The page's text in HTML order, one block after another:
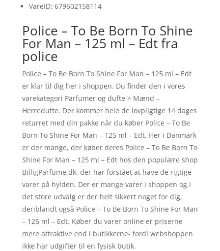
VareID: 679602158114
Police – To Be Born To Shine
For Man – 125 ml – Edt fra
police
Police – To Be Born To Shine For Man – 125 ml – Edt
er klar til dig her i shoppen. Du finder den i vores
varekategori Parfumer og dufte > Mænd –
Herredufte. Der kommer hele de lovpligtige 14 dages
returret med din pakke når du køber Police – To Be
Born To Shine For Man – 125 ml – Edt. Her i Danmark
er der mange, der køber deres Police – To Be Born To
Shine For Man – 125 ml – Edt hos den populære shop
BilligParfume.dk, der har forstået at have de rigtige
varer på hylden. Der er mange varer i shoppen og i
det store udvalg er der helt sikkert noget for dig,
deriblandt også Police – To Be Born To Shine For Man
– 125 ml – Edt. Køber du varer online er priserne
mere attraktive end i butikkerne- fordi webshoppen
ikke har udgifter til en fysisk butik.